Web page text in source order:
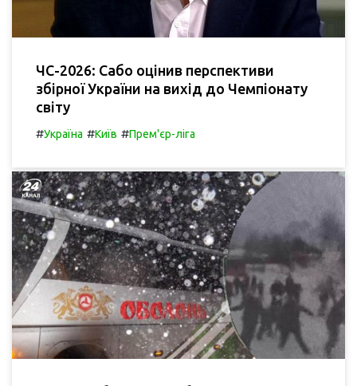
ЧС-2026: Сабо оцінив перспективи
збірної України на вихід до Чемпіонату
світу
#Україна #Київ #Прем'єр-ліга